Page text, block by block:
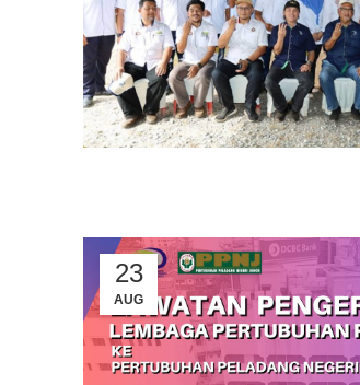
23
AUG